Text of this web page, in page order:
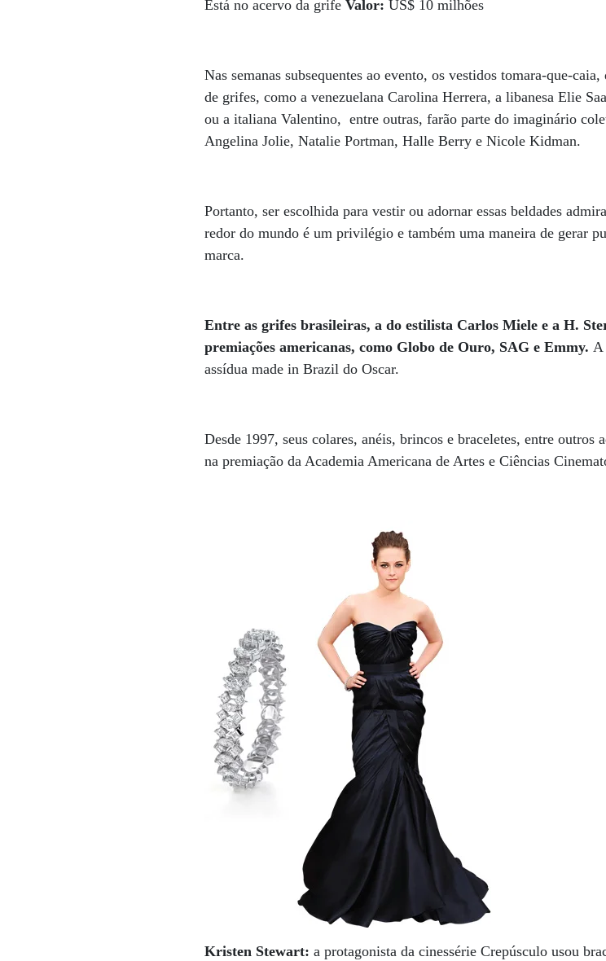
Está no acervo da grifeValor:US$ 10 milhões
Nas semanas subsequentes ao evento, os vestidos tomara-que-
de grifes, como a venezuelana Carolina Herrera, a libanesa Elie
ou a italiana Valentino, entre outras, farão parte do imaginário
Angelina Jolie, Natalie Portman, Halle Berry e Nicole Kidman.
Portanto, ser escolhida para vestir ou adornar essas beldades
redor do mundo é um privilégio e também uma maneira de gerar
marca.
Entre as grifes brasileiras, a do estilista Carlos Miele e a H.
premiações americanas, como Globo de Ouro, SAG e Emmy. A
assídua made in Brazil do Oscar.
Desde 1997, seus colares, anéis, brincos e braceletes, entre outros
na premiação da Academia Americana de Artes e Ciências
Kristen Stewart:a protagonista da cinessérie Crepúsculo usou